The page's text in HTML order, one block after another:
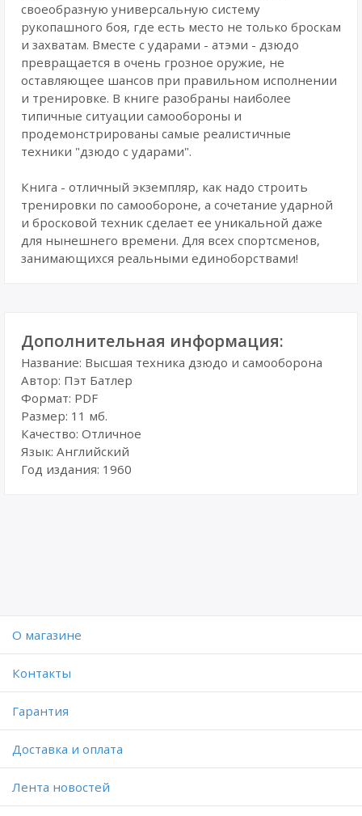
своеобразную универсальную систему
рукопашного боя, где есть место не только броскам
и захватам. Вместе с ударами - атэми - дзюдо
превращается в очень грозное оружие, не
оставляющее шансов при правильном исполнении
и тренировке. В книге разобраны наиболее
типичные ситуации самообороны и
продемонстрированы самые реалистичные
техники "дзюдо с ударами".
Книга - отличный экземпляр, как надо строить
тренировки по самообороне, а сочетание ударной
и бросковой техник сделает ее уникальной даже
для нынешнего времени. Для всех спортсменов,
занимающихся реальными единоборствами!
Дополнительная информация:
Название: Высшая техника дзюдо и самооборона
Автор: Пэт Батлер
Формат: PDF
Размер: 11 мб.
Качество: Отличное
Язык: Английский
Год издания: 1960
O магазине
Контакты
Гарантия
Доставка и оплата
Лента новостей